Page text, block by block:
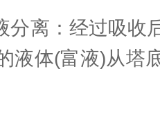
离：经过吸收
液体(富液)从塔